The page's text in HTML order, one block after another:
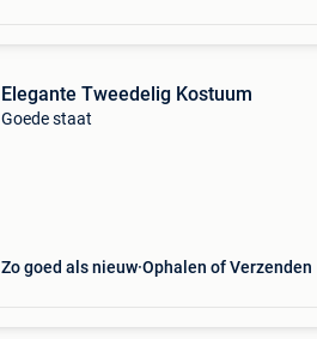
Elegante Tweedelig Kostuum
Goede staat
Zo goed als nieuw Ophalen of Verzenden